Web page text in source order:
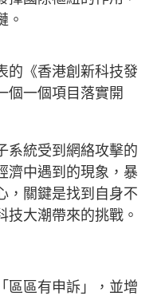
。
的《香港創新科技發
個一個項目落實開
系統受到網絡攻擊的
濟中遇到的現象，暴
，關鍵是找到自身不
技大潮帶來的挑戰。
區區有申訴」，並增